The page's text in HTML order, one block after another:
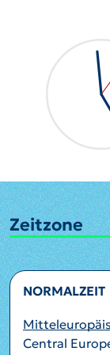
Zeitzone
NORMALZEIT
Central